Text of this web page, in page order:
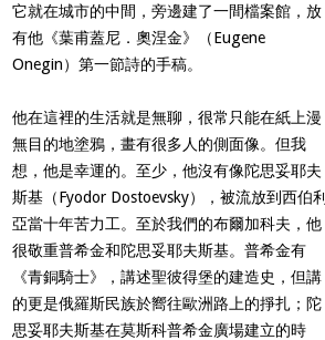
它就在城市的中間，旁邊建了一間檔案館，放
有他《葉甫蓋尼．奧涅金》（Eugene
Onegin）第一節詩的手稿。
他在這裡的生活就是無聊，很常只能在紙上漫
無目的地塗鴉，畫有很多人的側面像。但我
想，他是幸運的。至少，他沒有像陀思妥耶夫
斯基（Fyodor Dostoevsky），被流放到西伯利
亞當十年苦力工。至於我們的布爾加科夫，他
很敬重普希金和陀思妥耶夫斯基。普希金有
《青銅騎士》，講述聖彼得堡的建造史，但講
的更是俄羅斯民族於嚮往歐洲路上的掙扎；陀
思妥耶夫斯基在莫斯科普希金廣場建立的時